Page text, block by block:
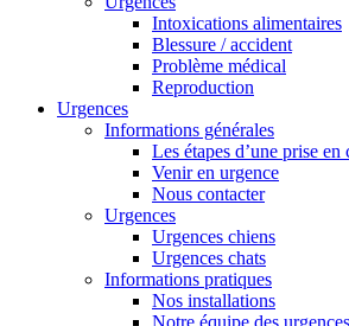
Intoxications alimentaires
Blessure / accident
Problème médical
Reproduction
Urgences
Informations générales
Les étapes d’une prise en
Venir en urgence
Nous contacter
Urgences
Urgences chiens
Urgences chats
Informations pratiques
Nos installations
Notre équipe des urgences